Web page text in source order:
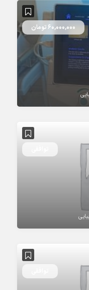
60,000,000 تومان